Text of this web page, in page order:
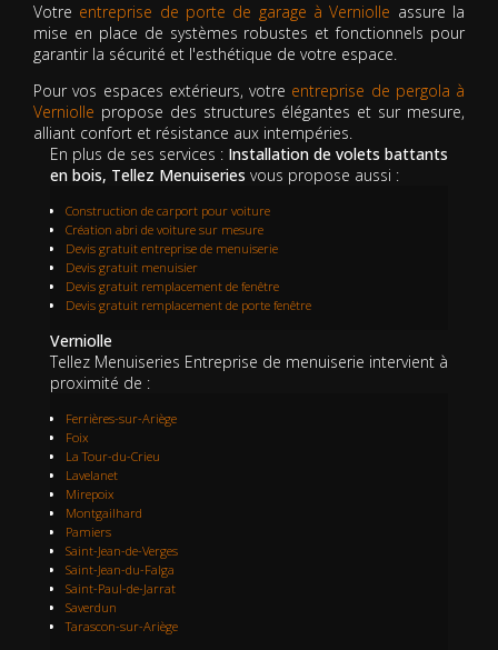
Votre entreprise de porte de garage à Verniolle assure la
mise en place de systèmes robustes et fonctionnels pour
garantir la sécurité et l'esthétique de votre espace.
Pour vos espaces extérieurs, votre entreprise de pergola à
Verniolle propose des structures élégantes et sur mesure,
alliant confort et résistance aux intempéries.
En plus de ses services : Installation de volets battants
en bois, Tellez Menuiseries vous propose aussi :
Construction de carport pour voiture
Création abri de voiture sur mesure
Devis gratuit entreprise de menuiserie
Devis gratuit menuisier
Devis gratuit remplacement de fenêtre
Devis gratuit remplacement de porte fenêtre
Verniolle
Tellez Menuiseries Entreprise de menuiserie intervient à
proximité de :
Ferrières-sur-Ariège
Foix
La Tour-du-Crieu
Lavelanet
Mirepoix
Montgailhard
Pamiers
Saint-Jean-de-Verges
Saint-Jean-du-Falga
Saint-Paul-de-Jarrat
Saverdun
Tarascon-sur-Ariège